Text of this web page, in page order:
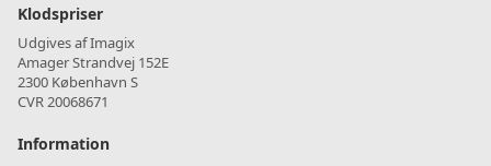
Klodspriser
Udgives af Imagix
Amager Strandvej 152E
2300 København S
CVR 20068671
Information